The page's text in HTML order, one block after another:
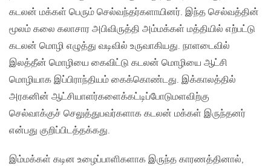
கடலன் மக்கள் பெரும் செல்வந்தர்களாயினர். இந்த செல்வத்தின்
மூலம் கலை கலாசார அபிவிருத்தி அம்மக்கள் மத்தியில் எற்பட்டு
கடலன் மொழி எழுத்து வடிவில் உருவாகியது. நாளடைவில்
இலத்தீன் மொழியை கைவிட்டு கடலன் மொழியை ஆட்சி
மொழியாக இப்பிராந்தியம் கைக்கொண்டது. இக்காலத்தில்
அரகனின் ஆட்சியாளர்களைக்கட்டிப்போடுமளவிற்கு
செல்வாக்குச் செலுத்துபவர்களாக கடலன் மக்கள் இருந்தனர்
என்பது குறிப்பிடத்தக்கது.
இம்மக்கள் கடின உழைப்பாளிகளாக இருந்த காரணத்தினால்,